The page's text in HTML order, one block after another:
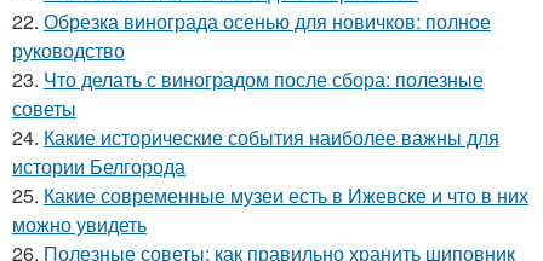
22. Обрезка винограда осенью для новичков: полное
руководство
23. Что делать с виноградом после сбора: полезные
советы
24. Какие исторические события наиболее важны для
истории Белгорода
25. Какие современные музеи есть в Ижевске и что в них
можно увидеть
26. Полезные советы: как правильно хранить шиповник